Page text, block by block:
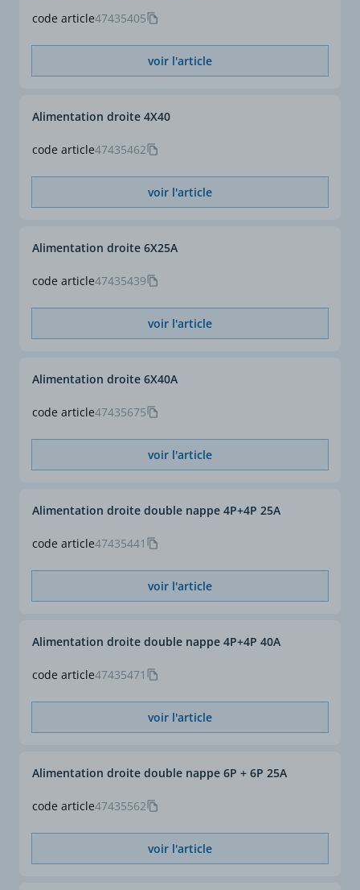
code article47435405
voir l'article
code article47435462
Alimentation droite 4X40
voir l'article
code article47435439
Alimentation droite 6X25A
voir l'article
code article47435675
Alimentation droite 6X40A
voir l'article
code article47435441
Alimentation droite double nappe 4P+4P 25A
voir l'article
code article47435471
Alimentation droite double nappe 4P+4P 40A
voir l'article
code article47435562
Alimentation droite double nappe 6P + 6P 25A
voir l'article